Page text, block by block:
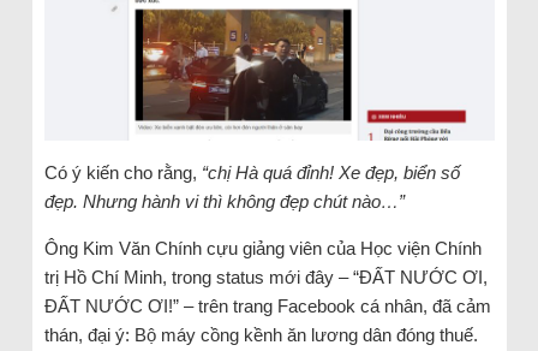
Có ý kiến cho rằng, “chị Hà quá đỉnh! Xe đẹp, biển số
đẹp. Nhưng hành vi thì không đẹp chút nào…”
Ông Kim Văn Chính cựu giảng viên của Học viện Chính
trị Hồ Chí Minh, trong status mới đây – “ĐẤT NƯỚC ƠI,
ĐẤT NƯỚC ƠI!” – trên trang Facebook cá nhân, đã cảm
thán, đại ý: Bộ máy cồng kềnh ăn lương dân đóng thuế.